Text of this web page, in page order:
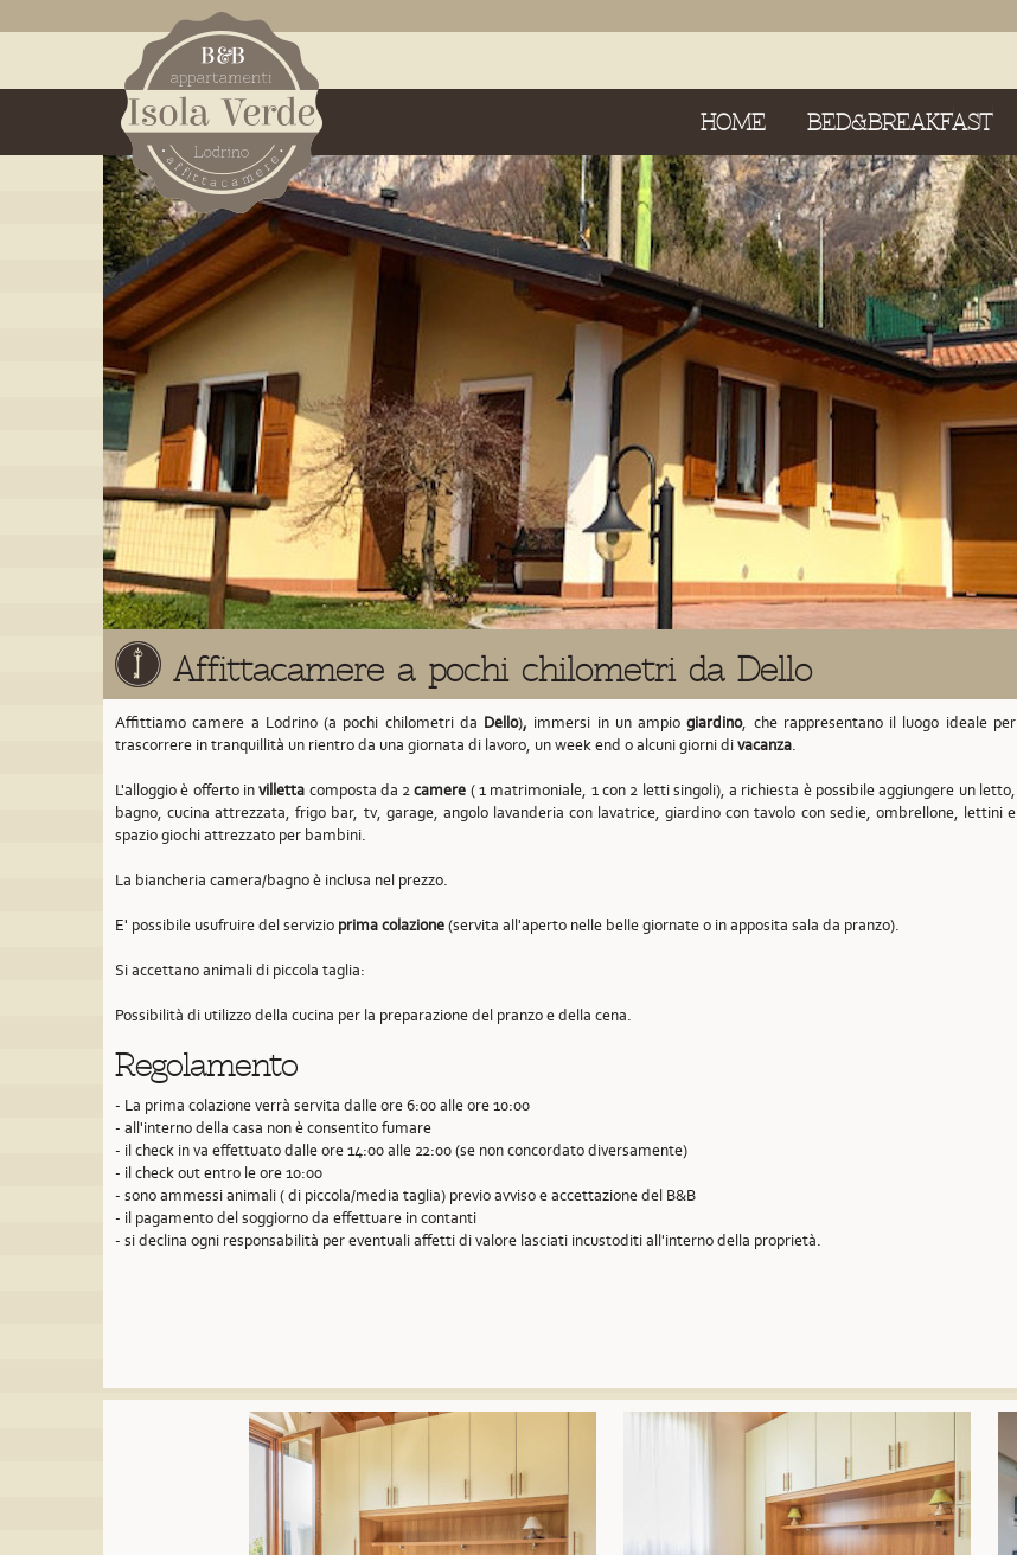
HOME BED&BREAKFAST
Affittacamere a pochi chilometri da Dello
Affittiamo camere a Lodrino (a pochi chilometri da Dello), immersi in un ampiogiardino, che rappresentano il luogo ideale per
trascorrere in tranquillità un rientro da una giornata di lavoro, un week end o alcuni giorni divacanza.
L'alloggio è offerto invilletta composta da 2camere ( 1 matrimoniale, 1 con 2 letti singoli), a richiesta è possibile aggiungere un letto,
bagno, cucina attrezzata, frigo bar, tv, garage, angolo lavanderia con lavatrice, giardino con tavolo con sedie, ombrellone, lettini e
spazio giochi attrezzato per bambini.
La biancheria camera/bagno è inclusa nel prezzo.
E' possibile usufruire del servizio prima colazione(servita all'aperto nelle belle giornate o in apposita sala da pranzo).
Si accettano animali di piccola taglia:
Possibilità di utilizzo della cucina per la preparazione del pranzo e della cena.
Regolamento
- La prima colazione verrà servita dalle ore 6:00 alle ore 10:00
- all'interno della casa non è consentito fumare
- il check in va effettuato dalle ore 14:00 alle 22:00 (se non concordato diversamente)
- il check out entro le ore 10:00
- sono ammessi animali ( di piccola/media taglia) previo avviso e accettazione del B&B
- il pagamento del soggiorno da effettuare in contanti
- si declina ogni responsabilità per eventuali affetti di valore lasciati incustoditi all'interno della proprietà.